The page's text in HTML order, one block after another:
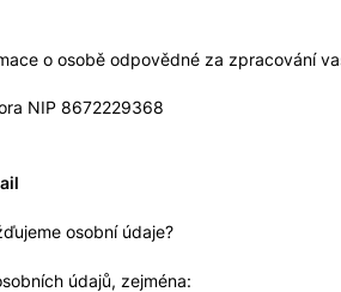
o osobě odpovědné za zpracování
NIP 8672229368
osobní údaje?
údajů, zejména: